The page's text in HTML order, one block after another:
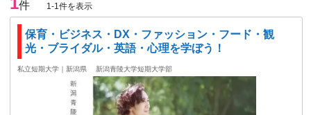
件 1-1件を表示
保育・ビジネス・DX・ファッション・フード・観
光・ブライダル・英語・心理を学ぼう！
私立短期大学｜新潟県 新潟青陵大学短期大学部